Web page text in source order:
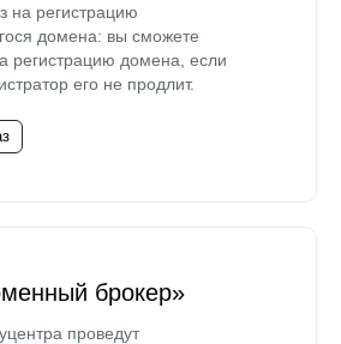
на регистрацию
домена: вы сможете
регистрацию домена, если
его не продлит.
брокер»
проведут